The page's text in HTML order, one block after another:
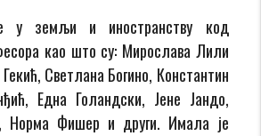
у земљи и иностранству код
као што су: Мирослава Лили
Светлана Богино, Константин
Една Голандски, Јене Јандо,
Норма Фишер и други. Имала је